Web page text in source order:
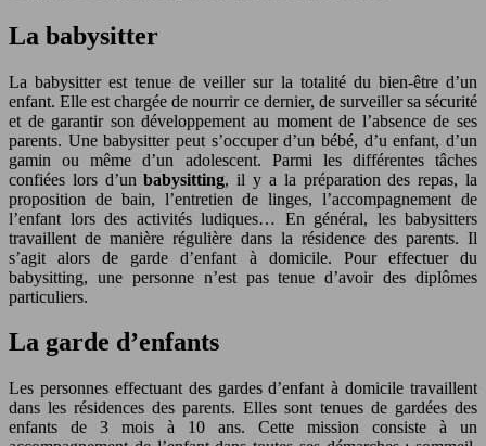
La babysitter
La babysitter est tenue de veiller sur la totalité du bien-être d’un
enfant. Elle est chargée de nourrir ce dernier, de surveiller sa sécurité
et de garantir son développement au moment de l’absence de ses
parents. Une babysitter peut s’occuper d’un bébé, d’u enfant, d’un
gamin ou même d’un adolescent. Parmi les différentes tâches
confiées lors d’unbabysitting, il y a la préparation des repas, la
proposition de bain, l’entretien de linges, l’accompagnement de
l’enfant lors des activités ludiques… En général, les babysitters
travaillent de manière régulière dans la résidence des parents. Il
s’agit alors de garde d’enfant à domicile. Pour effectuer du
babysitting, une personne n’est pas tenue d’avoir des diplômes
particuliers.
La garde d’enfants
Les personnes effectuant des gardes d’enfant à domicile travaillent
dans les résidences des parents. Elles sont tenues de gardées des
enfants de 3 mois à 10 ans. Cette mission consiste à un